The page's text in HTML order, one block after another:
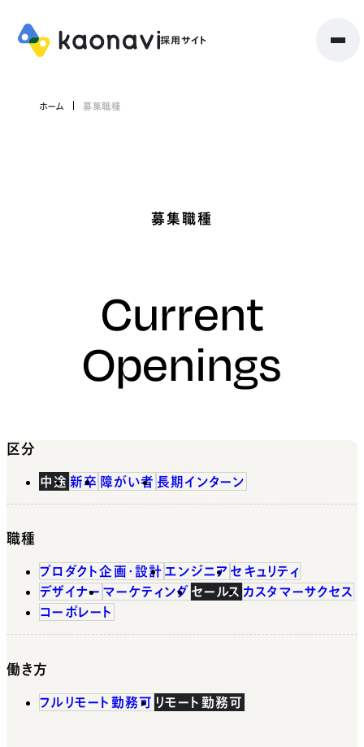
ホーム 募集職種
募集職種
Current
Openings
区分
中途 新卒 障がい者 長期インターン
職種
プロダクト企画・設計 エンジニア セキュリティ
デザイナー マーケティング セールス カスタマーサクセス
コーポレート
働き方
フルリモート勤務可 リモート勤務可